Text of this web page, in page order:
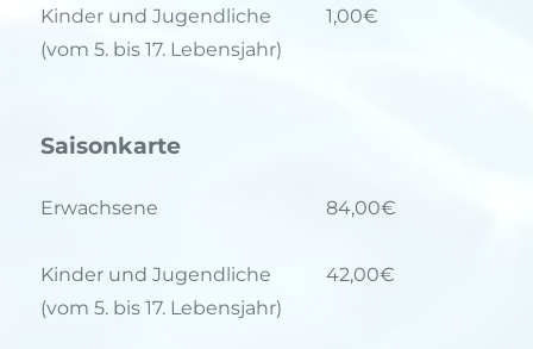
Kinder und Jugendliche
(vom 5. bis 17. Lebensjahr)
1,00€
Saisonkarte
Erwachsene 84,00€
Kinder und Jugendliche
(vom 5. bis 17. Lebensjahr)
42,00€